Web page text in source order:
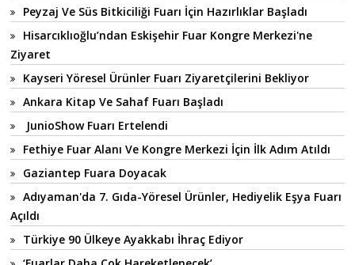
Peyzaj Ve Süs Bitkiciliği Fuarı İçin Hazırlıklar Başladı
Hisarcıklıoğlu’ndan Eskişehir Fuar Kongre Merkezi'ne
Ziyaret
Kayseri Yöresel Ürünler Fuarı Ziyaretçilerini Bekliyor
Ankara Kitap Ve Sahaf Fuarı Başladı
JunioShow Fuarı Ertelendi
Fethiye Fuar Alanı Ve Kongre Merkezi İçin İlk Adım Atıldı
Gaziantep Fuara Doyacak
Adıyaman'da 7. Gıda-Yöresel Ürünler, Hediyelik Eşya Fuarı
Açıldı
Türkiye 90 Ülkeye Ayakkabı İhraç Ediyor